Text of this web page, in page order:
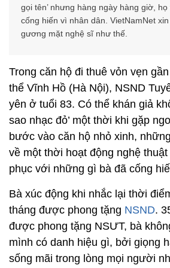
gọi tên’ nhưng hàng ngày hàng giờ,
cống hiến vì nhân dân. VietNamNet
gương mặt nghệ sĩ như thế.
Trong căn hộ đi thuê vỏn vẹn
thể Vĩnh Hồ (Hà Nội), NSND
yên ở tuổi 83. Có thể khán giả
sao nhạc đỏ’ một thời khi gặp
bước vào căn hộ nhỏ xinh,
về một thời hoạt động nghệ
phục với những gì bà đã cống
Bà xúc động khi nhắc lại thời
tháng được phong tặng NSND.
được phong tặng NSƯT, bà
mình có danh hiệu gì, bởi giọng
sống mãi trong lòng mọi người